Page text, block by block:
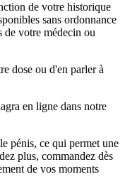
de votre historique
sans ordonnance
de votre médecin ou
dose ou d'en parler à
en ligne dans notre
pénis, ce qui permet une
plus, commandez dès
de vos moments